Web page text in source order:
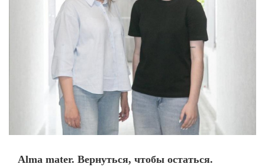
Alma mater. Вернуться, чтобы остаться.